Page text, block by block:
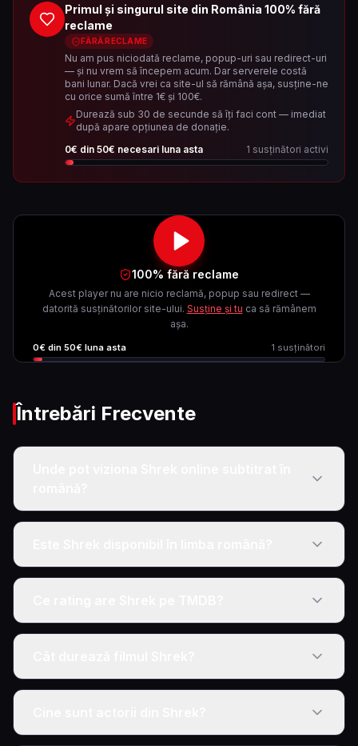
Primul și singurul site din România 100% fără
reclame
FĂRĂ RECLAME
Nu am pus niciodată reclame, popup-uri sau redirect-uri
— și nu vrem să începem acum. Dar serverele costă
bani lunar. Dacă vrei ca site-ul să rămână așa, susține-ne
cu orice sumă între 1€ și 100€.
Durează sub 30 de secunde să îți faci cont — imediat
după apare opțiunea de donație.
0€ din 50€ necesari luna asta 1 susținători activi
100% fără reclame
Acest player nu are nicio reclamă, popup sau redirect —
datorită susținătorilor site-ului. Susține și tu ca să rămânem
așa.
0€ din 50€ luna asta 1 susținători
Întrebări Frecvente